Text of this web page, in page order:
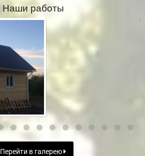
Наши работы
Перейти в галерею